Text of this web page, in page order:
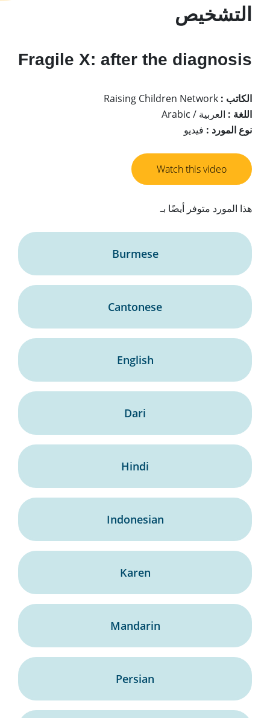
التشخيص
Fragile X: after the diagnosis
الكاتب : Raising Children Network
اللغة : العربية / Arabic
نوع المورد : فيديو
Watch this video
هذا المورد متوفر أيضًا بـ
Burmese
Cantonese
English
Dari
Hindi
Indonesian
Karen
Mandarin
Persian